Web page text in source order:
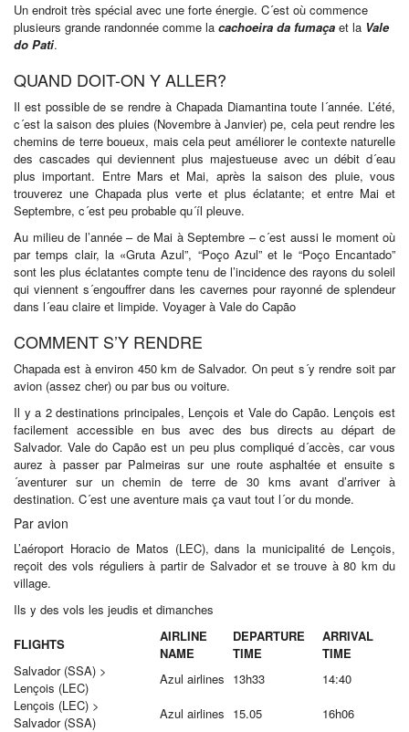
Un endroit très spécial avec une forte énergie. C´est où commence
plusieurs grande randonnée comme la cachoeira da fumaça et la Vale
do Pati.
QUAND DOIT-ON Y ALLER?
Il est possible de se rendre à Chapada Diamantina toute l´année. L’été,
c´est la saison des pluies (Novembre à Janvier) pe, cela peut rendre les
chemins de terre boueux, mais cela peut améliorer le contexte naturelle
des cascades qui deviennent plus majestueuse avec un débit d´eau
plus important. Entre Mars et Mai, après la saison des pluie, vous
trouverez une Chapada plus verte et plus éclatante; et entre Mai et
Septembre, c´est peu probable qu´íl pleuve.
Au milieu de l’année – de Mai à Septembre – c´est aussi le moment où
par temps clair, la «Gruta Azul”, “Poço Azul” et le “Poço Encantado”
sont les plus éclatantes compte tenu de l’incidence des rayons du soleil
qui viennent s´engouffrer dans les cavernes pour rayonné de splendeur
dans l´eau claire et limpide. Voyager à Vale do Capão
COMMENT S’Y RENDRE
Chapada est à environ 450 km de Salvador. On peut s´y rendre soit par
avion (assez cher) ou par bus ou voiture.
Il y a 2 destinations principales, Lençois et Vale do Capão. Lençois est
facilement accessible en bus avec des bus directs au départ de
Salvador. Vale do Capão est un peu plus compliqué d´accès, car vous
aurez à passer par Palmeiras sur une route asphaltée et ensuite s
´aventurer sur un chemin de terre de 30 kms avant d’arriver à
destination. C´est une aventure mais ça vaut tout l´or du monde.
Par avion
L’aéroport Horacio de Matos (LEC), dans la municipalité de Lençois,
reçoit des vols réguliers à partir de Salvador et se trouve à 80 km du
village.
Ils y des vols les jeudis et dimanches
FLIGHTS
AIRLINE
NAME
DEPARTURE
TIME
ARRIVAL
TIME
Salvador (SSA) >
Lençois (LEC)
Azul airlines 13h33
14:40
Lençois (LEC) >
Salvador (SSA)
Azul airlines 15.05 16h06